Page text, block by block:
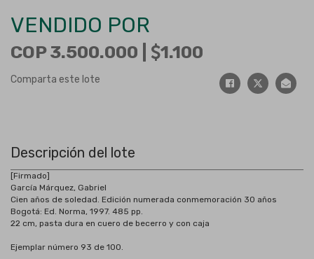
VENDIDO POR
COP 3.500.000 | 1.100
Comparta este lote
Descripción del lote
[Firmado]
García Márquez, Gabriel
Cien años de soledad. Edición numerada conmemoración 30 años
Bogotá: Ed. Norma, 1997. 485 pp.
22 cm, pasta dura en cuero de becerro y con caja
Ejemplar número 93 de 100.